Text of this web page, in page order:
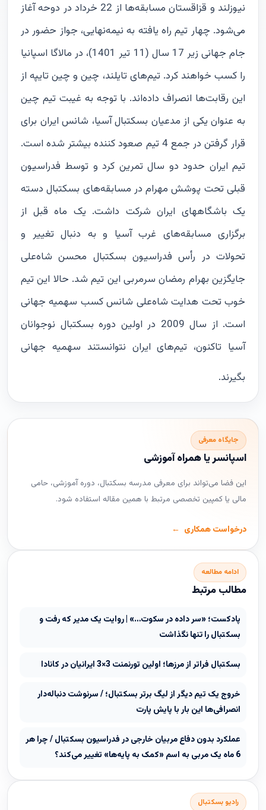
نیوزلند و قزاقستان مسابقه‌ها از 22 خرداد در دوحه آغاز
می‌شود. چهار تیم راه یافته به نیمه‌نهایی، جواز حضور در
جام جهانی زیر 17 سال (11 تیر 1401)، در مالاگا اسپانیا
را کسب خواهند کرد. تیم‌های تایلند، چین و چین تایپه از
این رقابت‌ها انصراف داده‌اند. با توجه به غیبت تیم چین
به عنوان یکی از مدعیان بسکتبال آسیا، شانس ایران برای
قرار گرفتن در جمع 4 تیم صعود کننده بیشتر شده است.
تیم ایران حدود دو سال تمرین کرد و توسط فدراسیون
قبلی تحت پوشش مهرام در مسابقه‌های بسکتبال دسته
یک باشگاههای ایران شرکت داشت. یک ماه قبل از
برگزاری مسابقه‌های غرب آسیا و به دنبال تغییر و
تحولات در رأس فدراسیون بسکتبال محسن شاه‌علی
جایگزین بهرام رمضان سرمربی این تیم شد. حالا این تیم
خوب تحت هدایت شاه‌علی شانس کسب سهمیه جهانی
است. از سال 2009 در اولین دوره بسکتبال نوجوانان
آسیا تاکنون، تیم‌های ایران نتوانستند سهمیه جهانی
بگیرند.
جایگاه معرفی
اسپانسر یا همراه آموزشی
این فضا می‌تواند برای معرفی مدرسه بسکتبال، دوره آموزشی، حامی
مالی یا کمپین تخصصی مرتبط با همین مقاله استفاده شود.
درخواست همکاری
ادامه مطالعه
مطالب مرتبط
پادکست؛ «سر داده در سکوت…» | روایت یک مدیر که رفت و
بسکتبال را تنها نگذاشت
بسکتبال فراتر از مرزها؛ اولین تورنمنت 3×3 ایرانیان در کانادا
خروج یک تیم دیگر از لیگ برتر بسکتبال؛ / سرنوشت دنباله‌دار
انصرافی‌ها این بار با پایش پارت
عملکرد بدون دفاع مربیان خارجی در فدراسیون بسکتبال / چرا هر
6 ماه یک مربی به اسم «کمک به پایه‌ها» تغییر می‌کند؟
رادیو بسکتبال